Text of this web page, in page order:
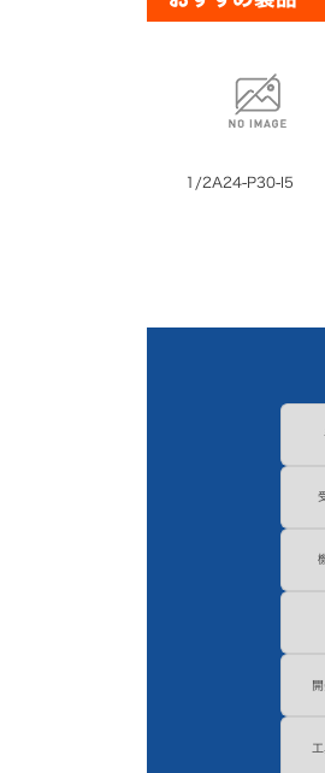
1/2A24-P30-I5